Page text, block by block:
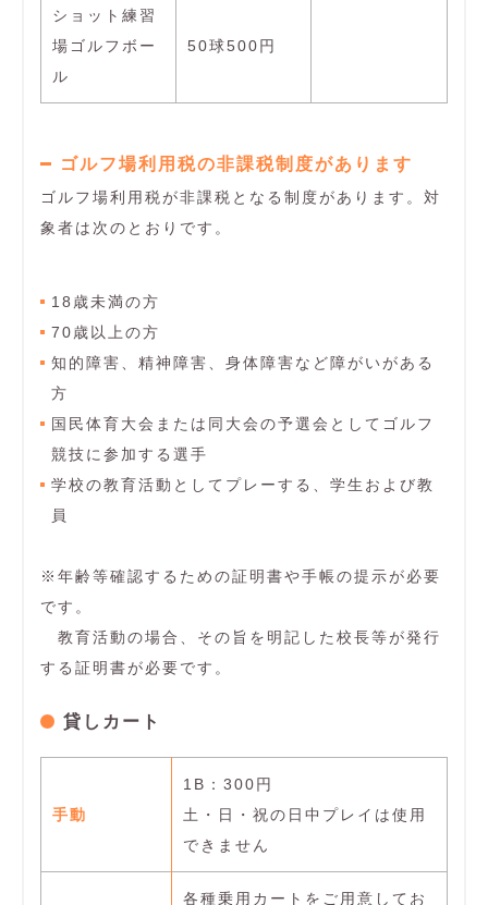
ショット練習
場ゴルフボー
ル
50球500円
ゴルフ場利用税の非課税制度があります
ゴルフ場利用税が非課税となる制度があります。対
象者は次のとおりです。
18歳未満の方
70歳以上の方
知的障害、精神障害、身体障害など障がいがある
方
国民体育大会または同大会の予選会としてゴルフ
競技に参加する選手
学校の教育活動としてプレーする、学生および教
員
※年齢等確認するための証明書や手帳の提示が必要
です。
教育活動の場合、その旨を明記した校長等が発行
する証明書が必要です。
貸しカート
手動
1B：300円
土・日・祝の日中プレイは使用
できません
各種乗用カートをご用意してお